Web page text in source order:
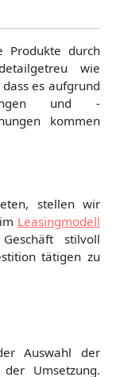
Produkte durch
wie
es aufgrund
und -
kommen
stellen wir
Leasingmodell
stilvoll
tätigen zu
Auswahl der
Umsetzung.